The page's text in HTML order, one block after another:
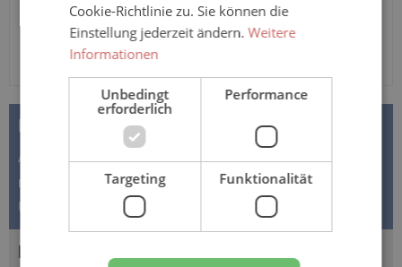
BESCHREIBUNG
AMD FORM - Ausführung PLUS - bei leichter bis
mittlerer Inkontinenz Die anatomisch geformte
Urininkontinenzvorlage AMD Form…
BEWERTUNGEN
Cookie-Richtlinie zu. Sie können die
Einstellung jederzeit ändern.Weitere
Informationen
Unbedingt
erforderlich
Performance
Targeting Funktionalität